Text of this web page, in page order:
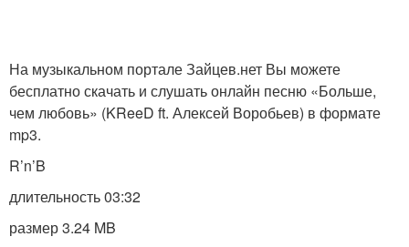
На музыкальном портале Зайцев.нет Вы можете
бесплатно скачать и слушать онлайн песню «Больше,
чем любовь» (KReeD ft. Алексей Воробьев) в формате
mp3.
R’n’B
длительность 03:32
размер 3.24 MB